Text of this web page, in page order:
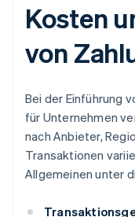
Kosten
von
Bei der Einführung
für Unternehmen
nach Anbieter,
Transaktionen
Allgemeinen unter